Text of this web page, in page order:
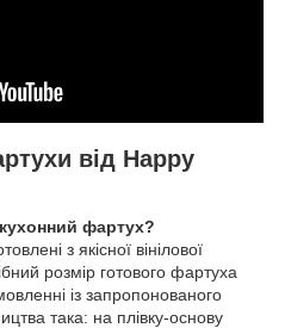
від Happy
фартух?
з якісної вінілової
розмір готового фартуха
із запропонованого
така: на плівку-основу